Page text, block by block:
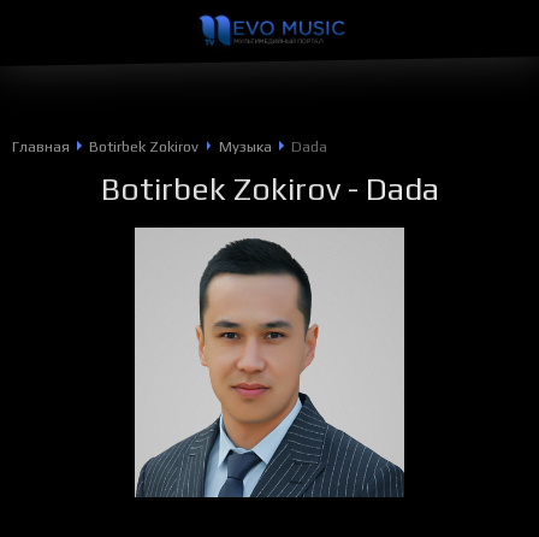
Главная Botirbek Zokirov Музыка Dada
Botirbek Zokirov- Dada